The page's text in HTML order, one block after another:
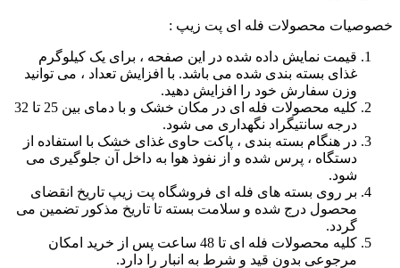
خصوصیات محصولات فله ای پت زیپ :
قیمت نمایش داده شده در این صفحه ، برای یک کیلوگرم
غذای بسته بندی شده می باشد. با افزایش تعداد ، می توانید
وزن سفارش خود را افزایش دهید.
کلیه محصولات فله ای در مکان خشک و با دمای بین 25 تا 32
درجه سانتیگراد نگهداری می شود.
در هنگام بسته بندی ، پاکت حاوی غذای خشک با استفاده از
دستگاه ، پرس شده و از نفوذ هوا به داخل آن جلوگیری می
شود.
بر روی بسته های فله ای فروشگاه پت زیپ تاریخ انقضای
محصول درج شده و سلامت بسته تا تاریخ مذکور تضمین می
گردد.
کلیه محصولات فله ای تا 48 ساعت پس از خرید امکان
مرجوعی بدون قید و شرط به انبار را دارد.